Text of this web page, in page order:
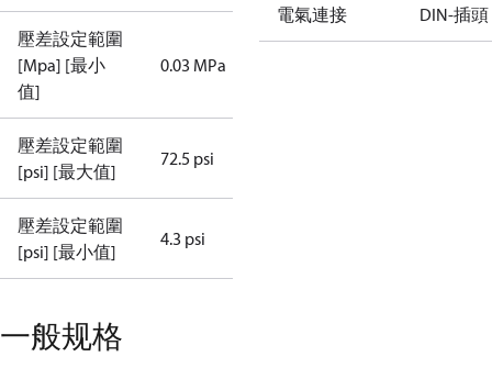
壓差設定範圍
[Mpa] [最小
值]
0.03 MPa
壓差設定範圍
[psi] [最大值]
72.5 psi
壓差設定範圍
[psi] [最小值]
4.3 psi
電氣連接 DIN-插頭
一般规格